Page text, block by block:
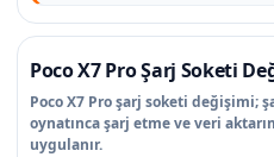
Poco X7 Pro Şarj Soketi
Poco X7 Pro şarj soketi değişimi;
oynatınca şarj etme ve veri
uygulanır.